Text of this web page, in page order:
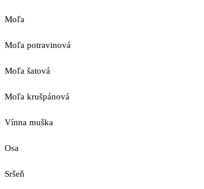
Moľa
Moľa potravinová
Moľa šatová
Moľa krušpánová
Vínna muška
Osa
Sršeň